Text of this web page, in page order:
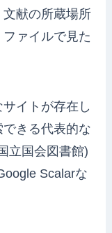
献の所蔵場所
ァイルで見た
イトが存在し
きる代表的な
立国会図書館)
Scalarな